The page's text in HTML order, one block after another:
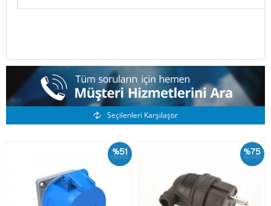
Benzer Ürünler
Seçilenleri Karşılaştır
%51
İskonto %75
İskonto